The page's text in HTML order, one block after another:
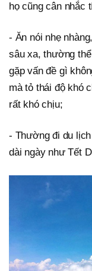
họ cũng cân nhắc
- Ăn nói nhẹ
sâu xa, thường
gặp vấn đề gì
mà tỏ thái độ khó
rất khó chịu;
- Thường đi du
dài ngày như Tết